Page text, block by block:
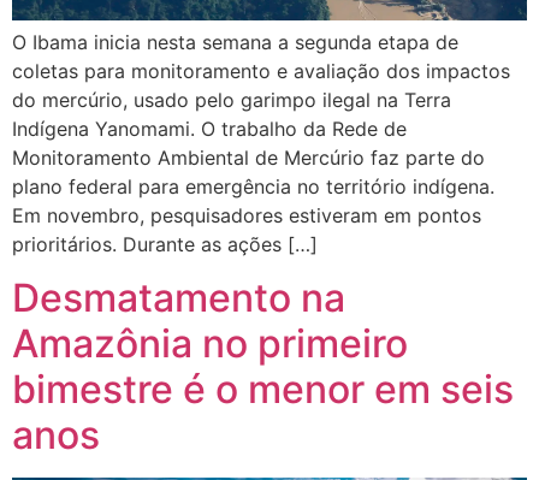
O Ibama inicia nesta semana a segunda etapa de
coletas para monitoramento e avaliação dos impactos
do mercúrio, usado pelo garimpo ilegal na Terra
Indígena Yanomami. O trabalho da Rede de
Monitoramento Ambiental de Mercúrio faz parte do
plano federal para emergência no território indígena.
Em novembro, pesquisadores estiveram em pontos
prioritários. Durante as ações […]
Desmatamento na
Amazônia no primeiro
bimestre é o menor em seis
anos